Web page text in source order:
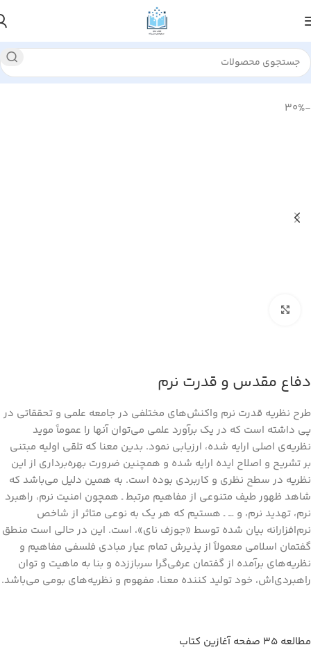
خانه علوم سياسي قدرت نرم
-30%
دفاع مقدس و قدرت نرم
طرح نظریه قدرت نرم واکنش‌های مختلفی در جامعه علمی و تحققاتی در
پی داشته است که در یک برآورد علمی می‌توان آنها را عموماً موید
نظریه‌ی اصلی ارایه شده، ارزیابی نمود. بدین معنا که تلقی اولیه مبتنی
بر تشریح و اصلاح ایده ارایه شده و همچنین ضرورت بهره‌برداری از این
نظریه در سطح نظری و کاربردی بوده است. به همین دلیل می‌باشد که
شاهد ظهور طیف متنوعی از مفاهیم مرتبط ـ همچون امنیت نرم، راهبرد
نرم، تهدید نرم، و … ـ هستیم که هر یک به نوعی متاثر از شاخص
نرم‌افزارانه بیان شده توسط «جوزف نای»، است. این در حالی است منطق
گفتمان اسلامی معمولاً از پذیرش تمام عیار مبادی فلسفی مفاهیم و
نظریه‌های برآمده از گفتمان عرفی‌گرا سرباززده و بنا به ماهیت و توان
راهبردی‌اش، خود تولید کننده معنا، مفهوم و نظریه‌های بومی می‌باشد.
مطالعه ۳۵ صفحه آغازین کتاب